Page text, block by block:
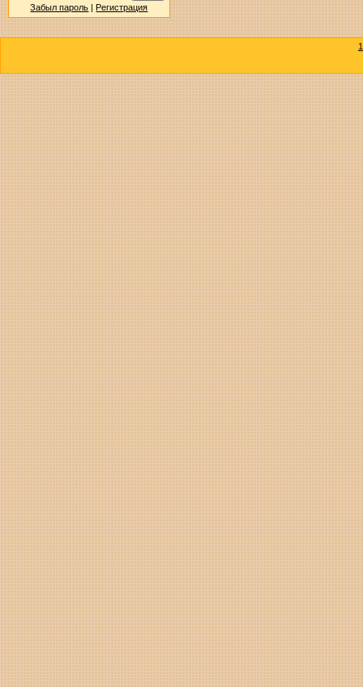
Забыл пароль |Регистрация